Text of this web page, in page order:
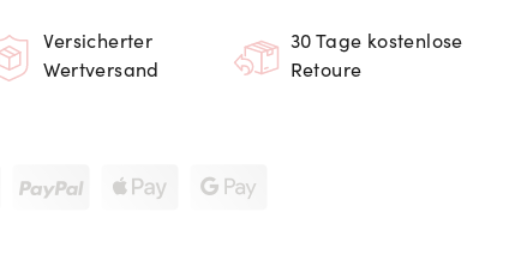
Versicherter
Wertversand
30 Tage kostenlose
Retoure